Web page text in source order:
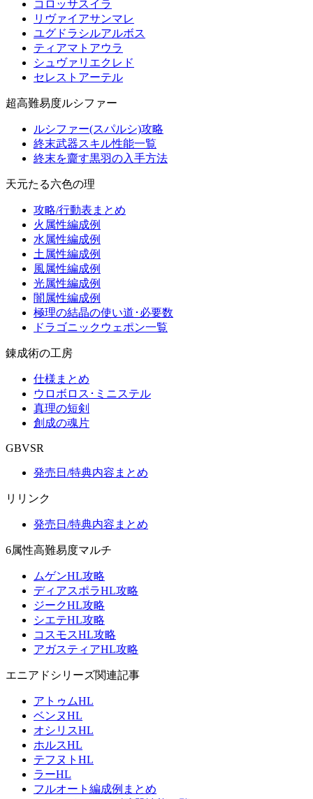
コロッサスイラ
リヴァイアサンマレ
ユグドラシルアルボス
ティアマトアウラ
シュヴァリエクレド
セレストアーテル
超高難易度ルシファー
ルシファー(スパルシ)攻略
終末武器スキル性能一覧
終末を齎す黒羽の入手方法
天元たる六色の理
攻略/行動表まとめ
火属性編成例
水属性編成例
土属性編成例
風属性編成例
光属性編成例
闇属性編成例
極理の結晶の使い道･必要数
ドラゴニックウェポン一覧
錬成術の工房
仕様まとめ
ウロボロス･ミニステル
真理の短剣
創成の魂片
GBVSR
発売日/特典内容まとめ
リリンク
発売日/特典内容まとめ
6属性高難易度マルチ
ムゲンHL攻略
ディアスポラHL攻略
ジークHL攻略
シエテHL攻略
コスモスHL攻略
アガスティアHL攻略
エニアドシリーズ関連記事
アトゥムHL
ベンヌHL
オシリスHL
ホルスHL
テフヌトHL
ラーHL
フルオート編成例まとめ